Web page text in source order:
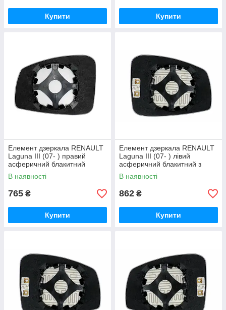
Купити Купити
Елемент дзеркала RENAULT
Laguna III (07- ) правий
асферичний блакитний
В наявності
765 ₴
Купити
Елемент дзеркала RENAULT
Laguna III (07- ) лівий
асферичний блакитний з
обігрівом
В наявності
862 ₴
Купити